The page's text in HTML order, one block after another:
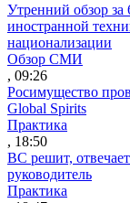
Утренний обзор за
иностранной
национализации
Обзор СМИ
, 09:26
Росимущество
Global Spirits
Практика
, 18:50
ВС решит,
руководитель
Практика